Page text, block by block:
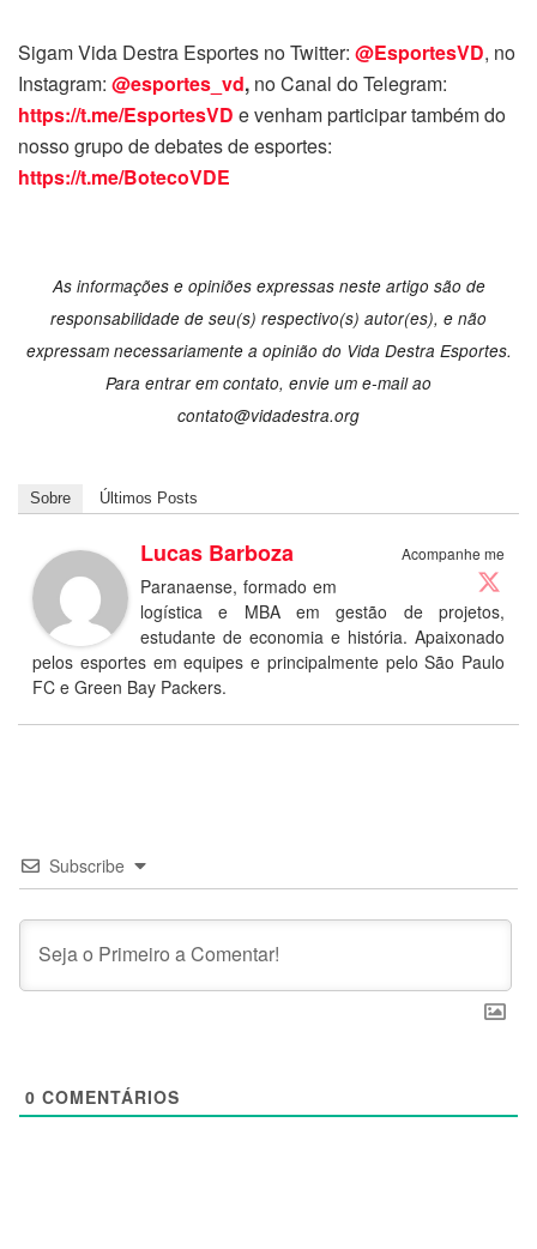
Sigam Vida Destra Esportes no Twitter: @EsportesVD, no
Instagram: @esportes_vd, no Canal do Telegram:
https://t.me/EsportesVD e venham participar também do
nosso grupo de debates de esportes:
https://t.me/BotecoVDE
As informações e opiniões expressas neste artigo são de
responsabilidade de seu(s) respectivo(s) autor(es), e não
expressam necessariamente a opinião do Vida Destra Esportes.
Para entrar em contato, envie um e-mail ao
contato@vidadestra.org
Sobre Últimos Posts
Acompanhe me
Lucas Barboza
Paranaense, formado em
logística e MBA em gestão de projetos,
estudante de economia e história. Apaixonado
pelos esportes em equipes e principalmente pelo São Paulo
FC e Green Bay Packers.
Subscribe
0 COMENTÁRIOS